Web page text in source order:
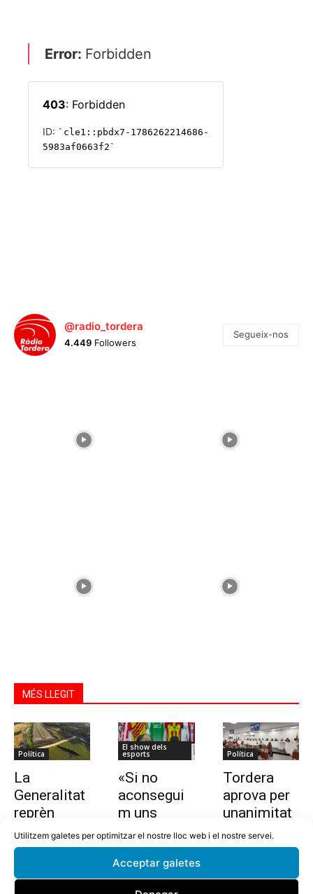
Utilitzem galetes per optimitzar el nostre lloc web i el nostre servei.
Acceptar galetes
@radio_tordera
4.449 Followers
Segueix-nos
MÉS LLEGIT
Política
La
Generalitat
reprèn
l’estudi per
allargar la
Tordera
El show dels
esports
«Si no
aconsegui
m uns
10.000
euros en
dues
setmanes,
Política
Tordera
aprova per
unanimitat
la nova
ordenança i
nt del